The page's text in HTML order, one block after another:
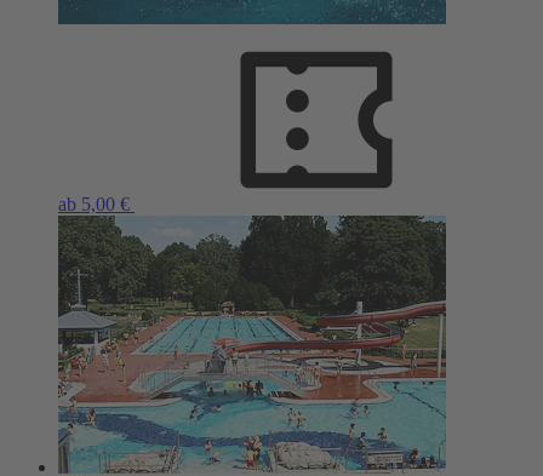
ab 5,00 €